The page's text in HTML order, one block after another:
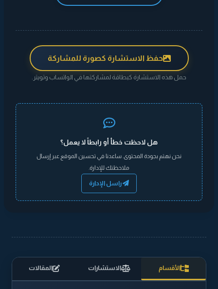
حفظ الاستشارة كصورة للمشاركة
حمل هذه الاستشارة كبطاقة لمشاركتها في الواتساب وتويتر.
هل لاحظت خطأ أو رابطاً لا يعمل؟
نحن نهتم بجودة المحتوى. ساعدنا في تحسين الموقع عبر إرسال
ملاحظتك للإدارة.
راسل الإدارة
الأقسام الاستشارات المقالات